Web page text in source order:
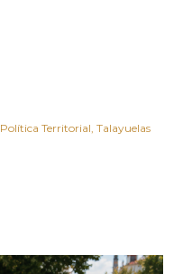
Política Territorial Talayuelas